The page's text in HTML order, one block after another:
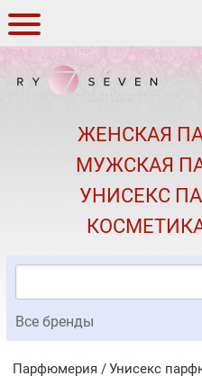
КАК
О
ПОДАРКИ
ЖЕНСКАЯ
МУЖСКАЯ
УНИСЕКС
Все бренды
Парфюмерия Унисекс